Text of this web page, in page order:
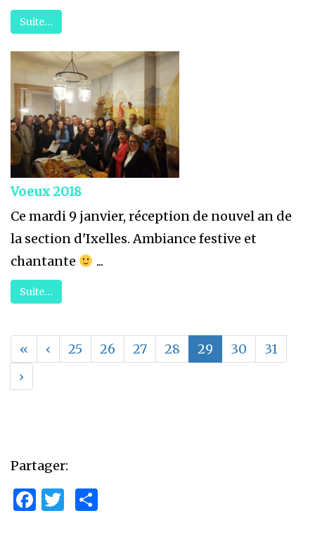
Suite…
Voeux 2018
Ce mardi 9 janvier, réception de nouvel an de
la section d'Ixelles. Ambiance festive et
chantante
...
Suite…
« ‹ 25 26 27 28 29 30
31
›
Partager:
Facebook
Twitter